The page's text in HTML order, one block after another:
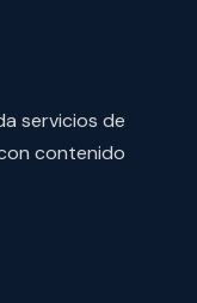
servicios de
contenido